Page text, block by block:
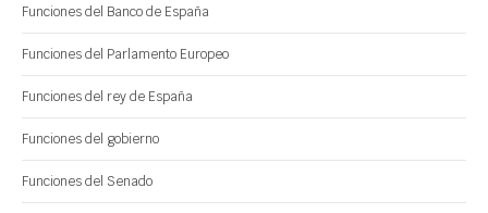
Funciones del Banco de España
Funciones del Parlamento Europeo
Funciones del rey de España
Funciones del gobierno
Funciones del Senado